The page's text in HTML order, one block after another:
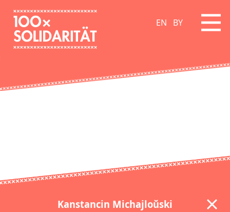
EN BY
Kanstancin Michajloŭski